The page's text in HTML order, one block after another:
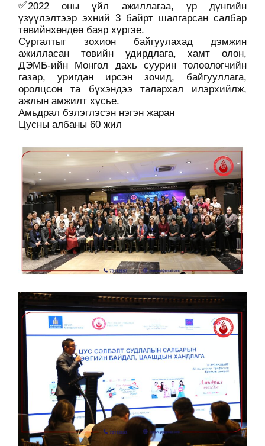
2022 оны үйл ажиллагаа, үр дүнгийн
үзүүлэлтээр эхний 3 байрт шалгарсан салбар
төвийнхөндөө баяр хүргэе.
Сургалтыг зохион байгуулахад дэмжин
ажилласан төвийн удирдлага, хамт олон,
ДЭМБ-ийн Монгол дахь суурин төлөөлөгчийн
газар, уригдан ирсэн зочид, байгууллага,
оролцсон та бүхэндээ талархал илэрхийлж,
ажлын амжилт хүсье.
Амьдрал бэлэглэсэн нэгэн жаран
Цусны албаны 60 жил